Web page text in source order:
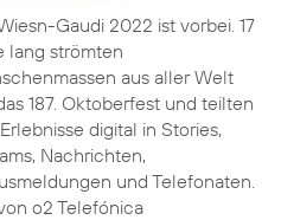
Gaudi 2022 ist vorbei. 17
lang strömten
aus aller Welt
187. Oktoberfest und teilten
digital in Stories,
Nachrichten,
und Telefonaten.
o2 Telefónica